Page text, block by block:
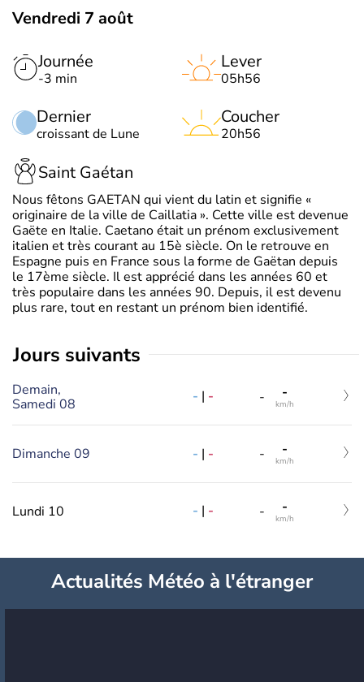
Vendredi 7 août
Journée
-3 min
Dernier
croissant de Lune
Lever
05h56
Coucher
20h56
Saint Gaétan
Nous fêtons GAETAN qui vient du latin et signifie «
originaire de la ville de Caillatia ». Cette ville est devenue
Gaëte en Italie. Caetano était un prénom exclusivement
italien et très courant au 15è siècle. On le retrouve en
Espagne puis en France sous la forme de Gaëtan depuis
le 17ème siècle. Il est apprécié dans les années 60 et
très populaire dans les années 90. Depuis, il est devenu
plus rare, tout en restant un prénom bien identifié.
jours suivants
Demain,
Samedi 08
- | - - -
km/h
Dimanche 09 - | - - -
km/h
Lundi 10 - | - - -
km/h
Actualités Météo à l'étranger